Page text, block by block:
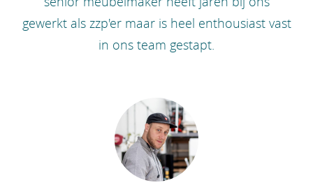
gewerkt als zzp'er maar is heel enthousiast vast
in ons team gestapt.